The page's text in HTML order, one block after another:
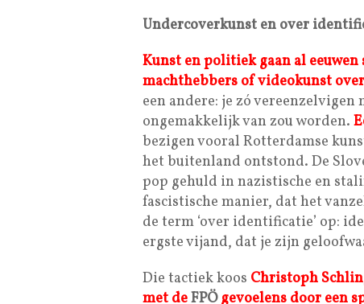
Undercoverkunst en over
Kunst en politiek gaan al
machthebbers of videokunst
een andere: je zó
ongemakkelijk van zou worden.
bezigen vooral Rotterdamse
het buitenland ontstond. De
pop gehuld in nazistische en
fascistische manier, dat het
de term ‘over identificatie’ op:
ergste vijand, dat je zijn
Die tactiek koos Christoph
met deFPÖgevoelens door een